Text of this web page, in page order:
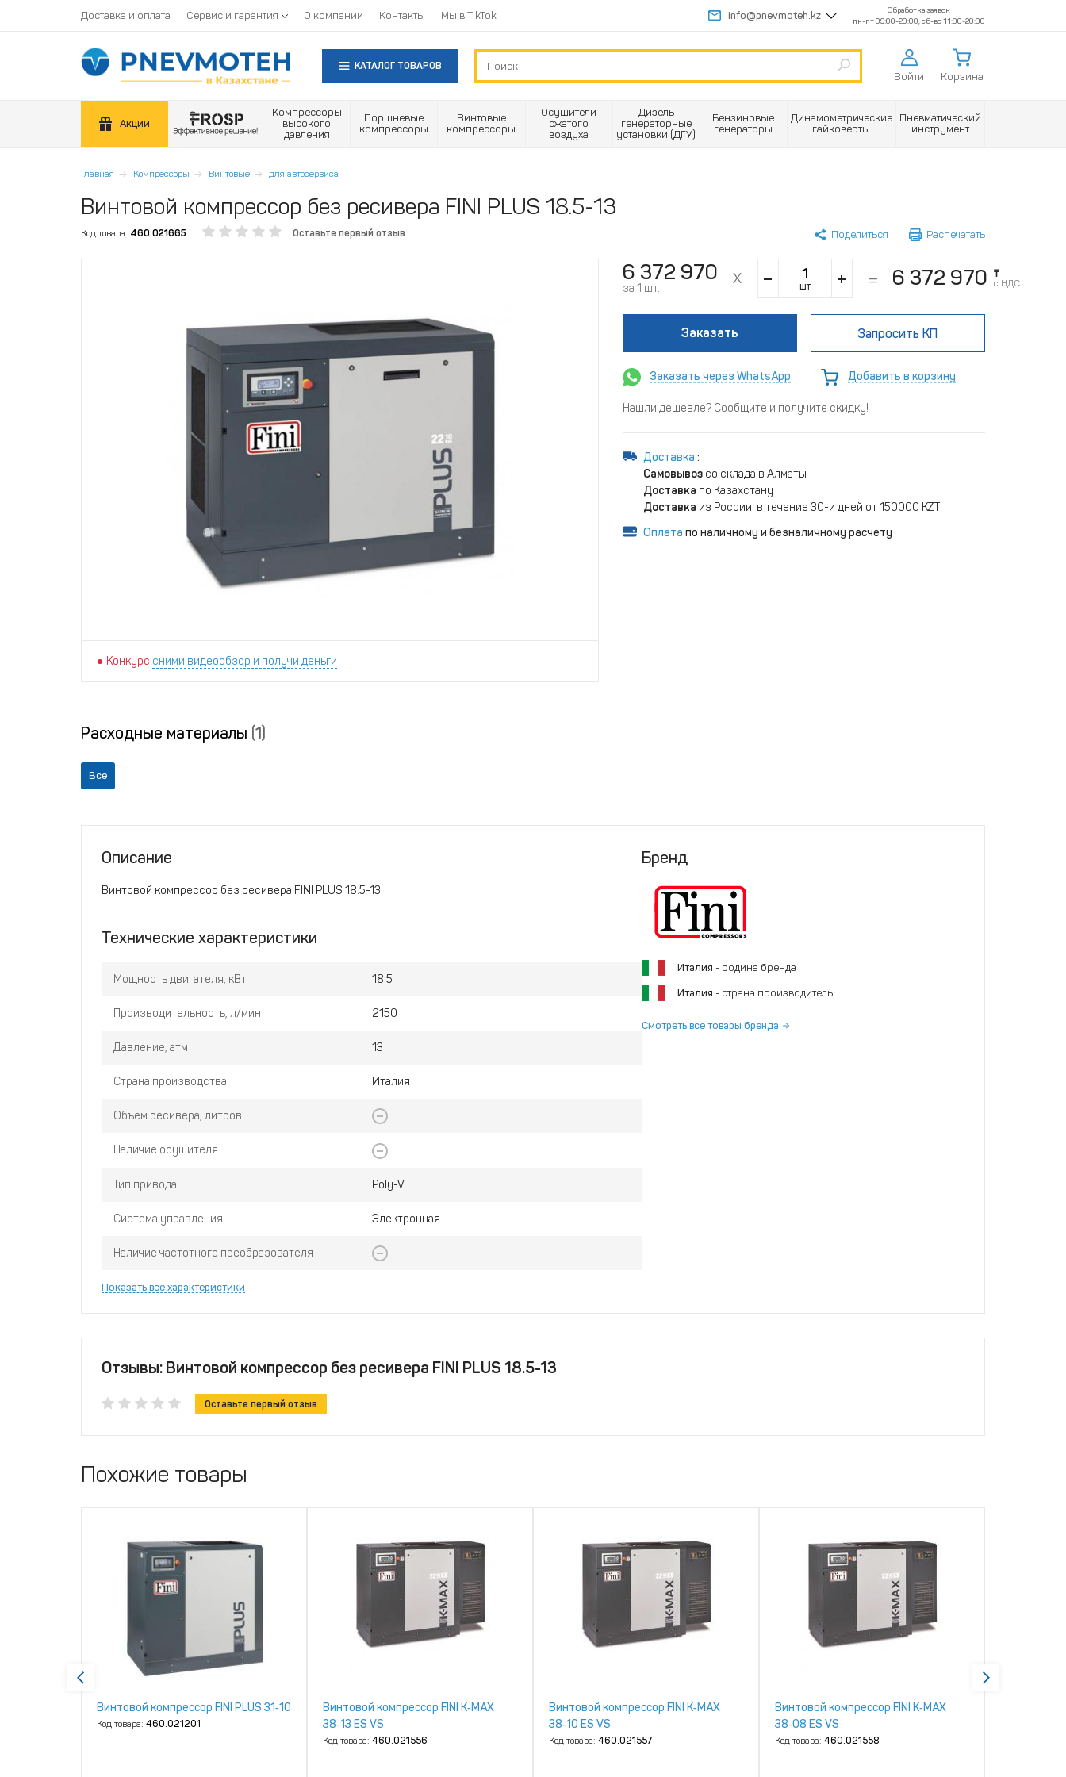
Доставка и оплата Сервис и гарантия О компании Контакты Мы в TikTok info@pnevmoteh.kz
Обработка заявок
пн-пт 09:00-20:00, сб-вс 11:00-20:00
КАТАЛОГ ТОВАРОВ
Войти Корзина
Акции
Компрессоры
высокого
давления
Поршневые
компрессоры
Винтовые
компрессоры
Осушители
сжатого
воздуха
Дизель
генераторные
установки (ДГУ)
Бензиновые
генераторы
Динамометрические
гайковерты
Пневматический
инструмент
Главная Компрессоры Винтовые для автосервиса
Винтовой компрессор без ресивера FINI PLUS 18.5-13
Код товара: 460.021665 Оставьте первый отзыв Поделиться Распечатать
Конкурс сними видеообзор и получи деньги
6 372 970
за 1 шт. шт 6 372 970
₸
с НДС
Заказать Запросить КП
Заказать через WhatsApp Добавить в корзину
Нашли дешевле? Сообщите и получите скидку!
Доставка :
Самовывозсо склада в Алматы
Доставка по Казахстану
Доставка из России: в течение 30-и дней от 150000 KZT
Оплата по наличному и безналичному расчету
Расходные материалы (1)
Все
Описание
Винтовой компрессор без ресивера FINI PLUS 18.5-13
Технические характеристики
Мощность двигателя, кВт 18.5
Производительность, л/мин 2150
Давление, атм 13
Страна производства Италия
Объем ресивера, литров
Наличие осушителя
Тип привода Poly-V
Система управления Электронная
Наличие частотного преобразователя
Показать все характеристики
Бренд
Италия - родина бренда
Италия - страна производитель
Смотреть все товары бренда
Отзывы: Винтовой компрессор без ресивера FINI PLUS 18.5-13
Оставьте первый отзыв
Похожие товары
Винтовой компрессор FINI PLUS 31‑10
Код товара: 460.021201
Винтовой компрессор FINI K‑MAX
38‑13 ES VS
Код товара: 460.021556
Винтовой компрессор FINI K‑MAX
38‑10 ES VS
Код товара: 460.021557
Винтовой компрессор FINI K‑MAX
38‑08 ES VS
Код товара: 460.021558